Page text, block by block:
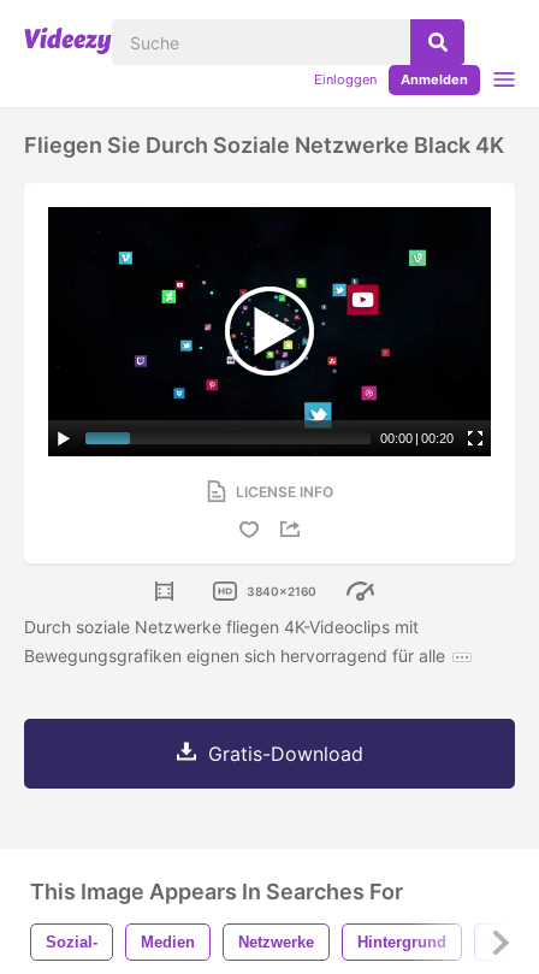
Einloggen Anmelden
Fliegen Sie Durch Soziale Netzwerke Black 4K
00:00 | 00:20
LICENSE INFO
3840x2160
Durch soziale Netzwerke fliegen 4K-Videoclips mit
Bewegungsgrafiken eignen sich hervorragend für alle
Gratis-Download
This Image Appears In Searches For
Sozial- Medien Netzwerke Hintergrund 4k